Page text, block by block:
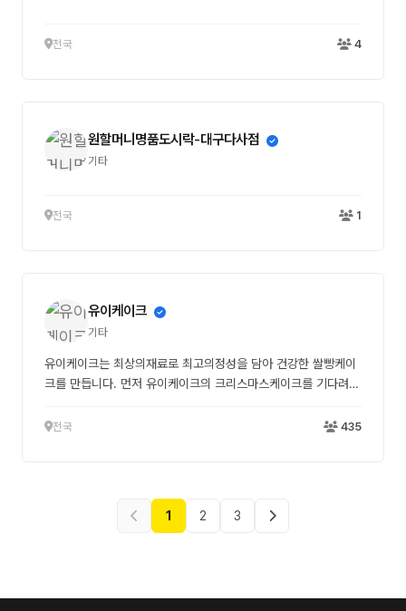
전국 4
원할머니명품도시락-대구다사점
기타
전국 1
유이케이크
기타
유이케이크는 최상의재료로 최고의정성을 담아 건강한 쌀빵케이
크를 만듭니다. 먼저 유이케이크의 크리스마스케이크를 기다려주
답드리기위해 다양하게 준비해보았습니다. ✔️크리스마스 케이크
https://booking.naver.com/booking/6/bizes/816672?
생크림 3️⃣딸기생크림 바닐라쌀빵시트 + 생딸기 + 바닐라빈우유
전국 435
1 2 3